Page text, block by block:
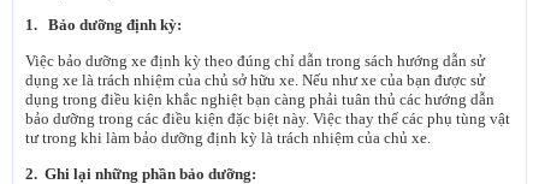
1. Bảo dưỡng định kỳ:
Việc bảo dưỡng xe định kỳ theo đúng chỉ dẫn trong sách hướng dẫn sử
dụng xe là trách nhiệm của chủ sở hữu xe. Nếu như xe của bạn được sử
dụng trong điều kiện khắc nghiệt bạn càng phải tuân thủ các hướng dẫn
bảo dưỡng trong các điều kiện đặc biệt này. Việc thay thế các phụ tùng vật
tư trong khi làm bảo dưỡng định kỳ là trách nhiệm của chủ xe.
2. Ghi lại những phần bảo dưỡng: